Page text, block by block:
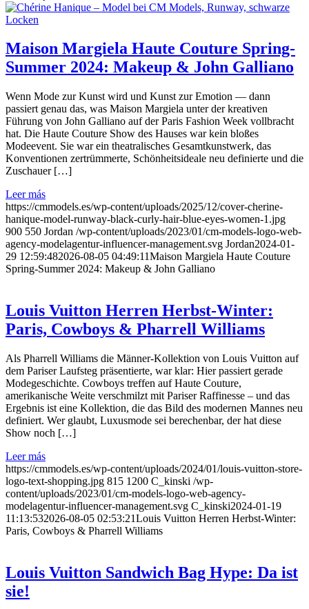
Maison Margiela Haute Couture Spring-
Summer 2024: Makeup & John Galliano
Wenn Mode zur Kunst wird und Kunst zur Emotion — dann
passiert genau das, was Maison Margiela unter der kreativen
Führung von John Galliano auf der Paris Fashion Week vollbracht
hat. Die Haute Couture Show des Hauses war kein bloßes
Modeevent. Sie war ein theatralisches Gesamtkunstwerk, das
Konventionen zertrümmerte, Schönheitsideale neu definierte und die
Zuschauer […]
Leer más
https://cmmodels.es/wp-content/uploads/2025/12/cover-cherine-
hanique-model-runway-black-curly-hair-blue-eyes-women-1.jpg
900 550 Jordan /wp-content/uploads/2023/01/cm-models-logo-web-
agency-modelagentur-influencer-management.svg Jordan2024-01-
29 12:59:482026-08-05 04:49:11Maison Margiela Haute Couture
Spring-Summer 2024: Makeup & John Galliano
Louis Vuitton Herren Herbst-Winter:
Paris, Cowboys & Pharrell Williams
Als Pharrell Williams die Männer-Kollektion von Louis Vuitton auf
dem Pariser Laufsteg präsentierte, war klar: Hier passiert gerade
Modegeschichte. Cowboys treffen auf Haute Couture,
amerikanische Weite verschmilzt mit Pariser Raffinesse – und das
Ergebnis ist eine Kollektion, die das Bild des modernen Mannes neu
definiert. Wer glaubt, Luxusmode sei berechenbar, der hat diese
Show noch […]
Leer más
https://cmmodels.es/wp-content/uploads/2024/01/louis-vuitton-store-
logo-text-shopping.jpg 815 1200 C_kinski /wp-
content/uploads/2023/01/cm-models-logo-web-agency-
modelagentur-influencer-management.svg C_kinski2024-01-19
11:13:532026-08-05 02:53:21Louis Vuitton Herren Herbst-Winter:
Paris, Cowboys & Pharrell Williams
Louis Vuitton Sandwich Bag Hype: Da ist
sie!